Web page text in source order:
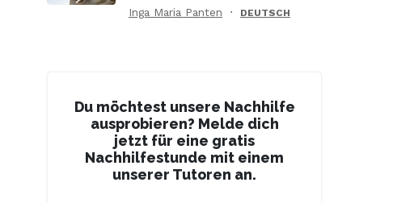
Inga Maria Panten DEUTSCH
Du möchtest unsere Nachhilfe
ausprobieren? Melde dich
jetzt für eine gratis
Nachhilfestunde mit einem
unserer Tutoren an.